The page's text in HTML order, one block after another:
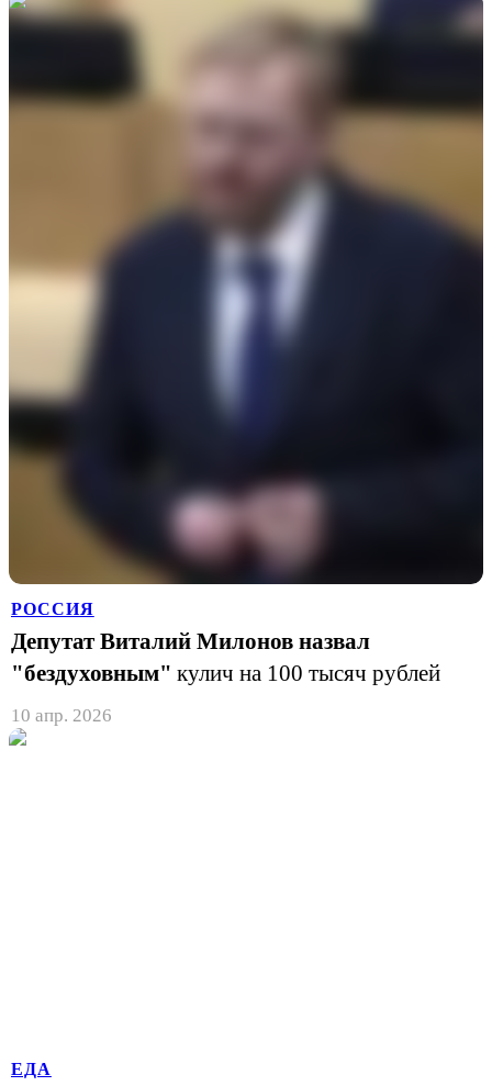
РОССИЯ
Депутат Виталий Милонов назвал
"бездуховным" кулич на 100 тысяч рублей
10 апр. 2026
ЕДА